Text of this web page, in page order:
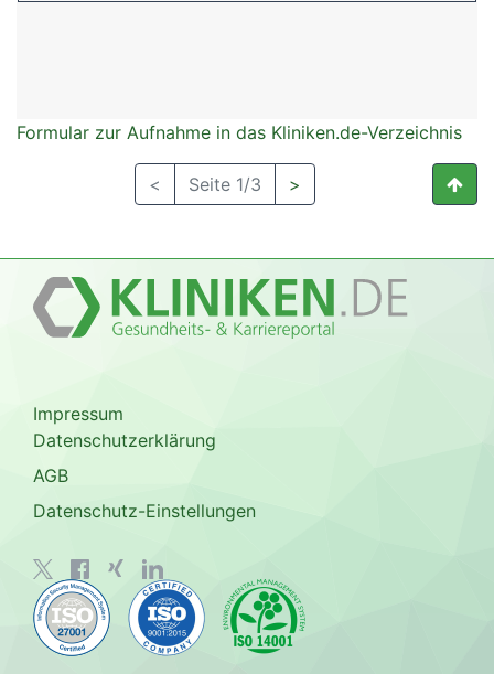
Formular zur Aufnahme in das Kliniken.de-Verzeichnis
< Seite 1/3 >
Impressum
Datenschutzerklärung
AGB
Datenschutz-Einstellungen